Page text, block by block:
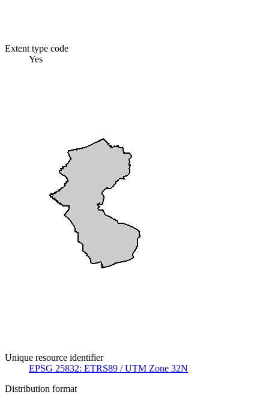
Extent type code
Yes
Unique resource identifier
EPSG 25832: ETRS89 / UTM Zone 32N
Distribution format